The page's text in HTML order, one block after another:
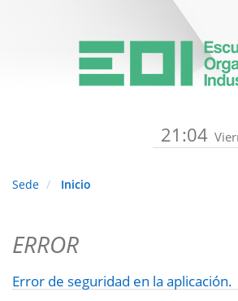
21:04
Sede Inicio
ERROR
Error de seguridad en la aplicación.